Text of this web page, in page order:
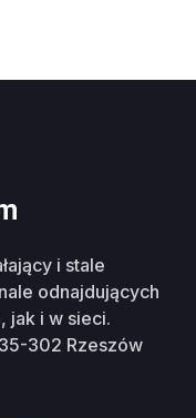
i stale
odnajdujących
jak i w sieci.
302 Rzeszów